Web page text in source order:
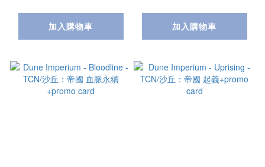
加入購物車 加入購物車